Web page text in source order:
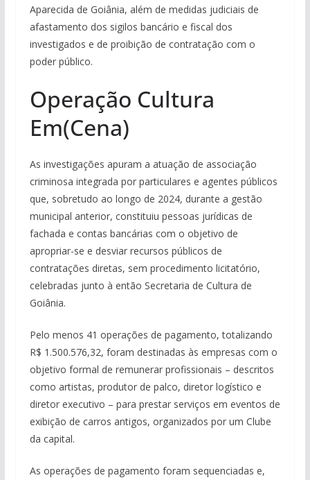
Aparecida de Goiânia, além de medidas judiciais de
afastamento dos sigilos bancário e fiscal dos
investigados e de proibição de contratação com o
poder público.
Operação Cultura
Em(Cena)
As investigações apuram a atuação de associação
criminosa integrada por particulares e agentes públicos
que, sobretudo ao longo de 2024, durante a gestão
municipal anterior, constituiu pessoas jurídicas de
fachada e contas bancárias com o objetivo de
apropriar-se e desviar recursos públicos de
contratações diretas, sem procedimento licitatório,
celebradas junto à então Secretaria de Cultura de
Goiânia.
Pelo menos 41 operações de pagamento, totalizando
R$ 1.500.576,32, foram destinadas às empresas com o
objetivo formal de remunerar profissionais – descritos
como artistas, produtor de palco, diretor logístico e
diretor executivo – para prestar serviços em eventos de
exibição de carros antigos, organizados por um Clube
da capital.
As operações de pagamento foram sequenciadas e,